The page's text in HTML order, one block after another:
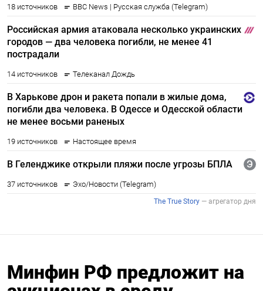
Минфин РФ предложит на